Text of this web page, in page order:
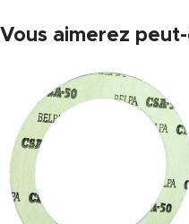
Vous aimerez